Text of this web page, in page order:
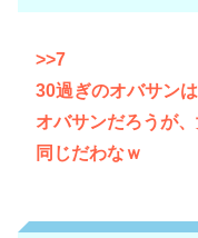
>>7
30過ぎのオバサン
オバサンだろうが
同じだわなｗ